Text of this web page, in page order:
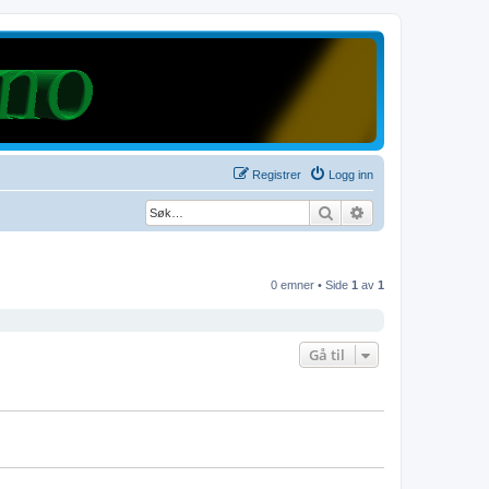
Logg inn
Registrer
Søk
0 emner • Side 1 av 1
Gå til